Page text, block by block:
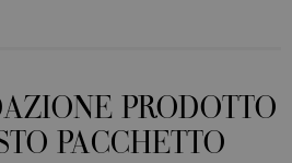
PRODOTTO
PACCHETTO